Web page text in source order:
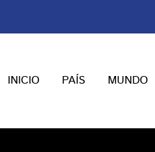
INICIO PAÍS MUNDO